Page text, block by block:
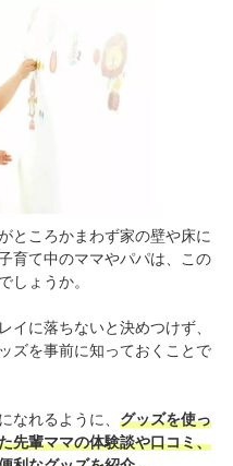
ところかまわず家の壁や床に
育て中のママやパパは、この
しょうか。
イに落ちないと決めつけず、
ズを事前に知っておくことで
なれるように、 グッズを使っ
先輩ママの体験談や口コミ、